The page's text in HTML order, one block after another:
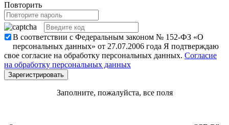
Повторить
В соответствии с Федеральным законом № 152-ФЗ «О
персональных данных» от 27.07.2006 года Я подтверждаю
свое согласие на обработку персональных данных. Согласие
на обработку персональных данных
Заполните, пожалуйста, все поля